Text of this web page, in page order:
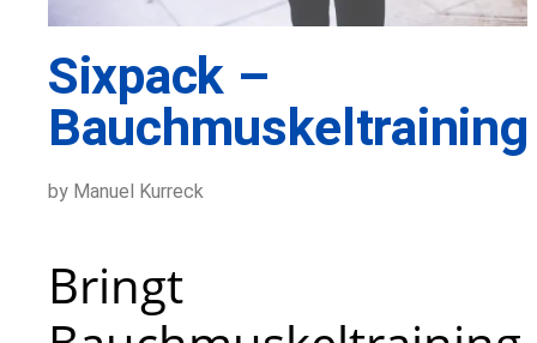
Sixpack –
Bauchmuskeltraining
by Manuel Kurreck
Bringt